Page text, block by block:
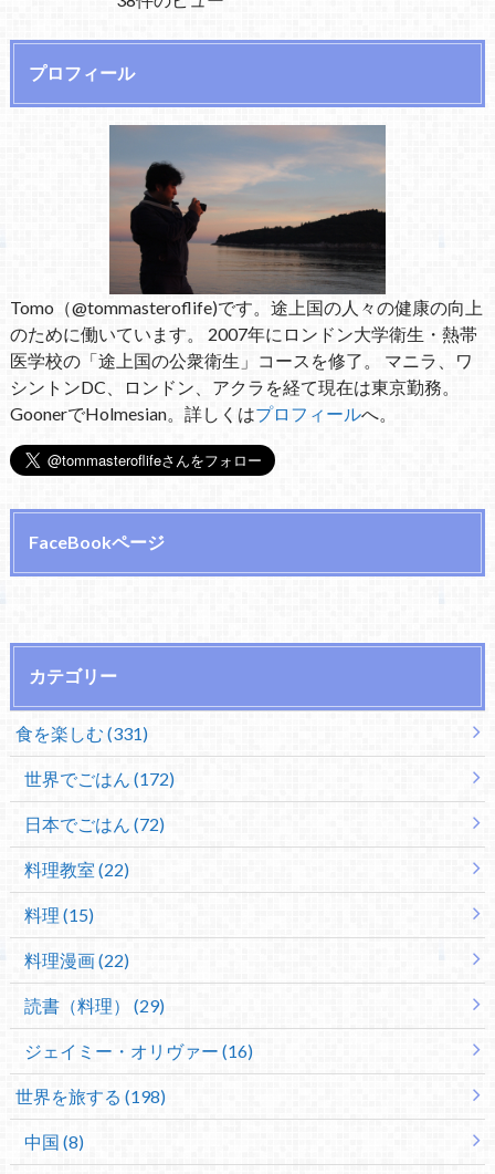
プロフィール
Tomo（@tommasteroflife)です。途上国の人々の健康の向上
のために働いています。 2007年にロンドン大学衛生・熱帯
医学校の「途上国の公衆衛生」コースを修了。 マニラ、ワ
シントンDC、ロンドン、アクラを経て現在は東京勤務。
GoonerでHolmesian。詳しくはプロフィールへ。
FaceBookページ
カテゴリー
食を楽しむ (331)
世界でごはん (172)
日本でごはん (72)
料理教室 (22)
料理 (15)
料理漫画 (22)
読書（料理） (29)
ジェイミー・オリヴァー (16)
世界を旅する (198)
中国 (8)